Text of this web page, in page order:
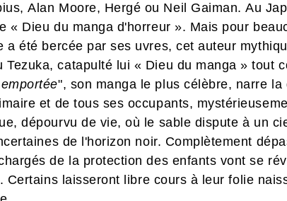
Alan Moore, Hergé ou Neil Gaiman. Au
« Dieu du manga d'horreur ». Mais pour
ses uvres, cet auteur mythique est tout bonnement l'égal
Tezuka, catapulté lui « Dieu du manga » tout
", son manga le plus célèbre, narre
et de tous ses occupants,
dépourvu de vie, où le sable dispute à un
de l'horizon noir. Complètement
de la protection des enfants vont se
Certains laisseront libre cours à leur folie